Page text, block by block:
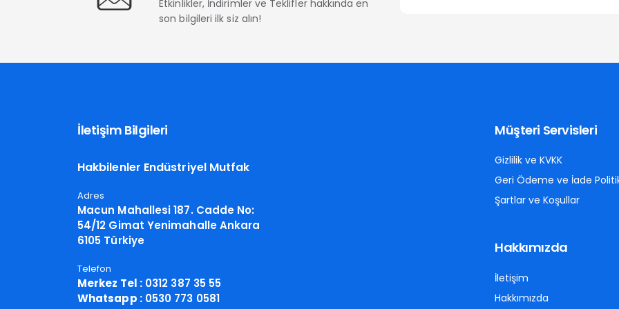
Etkinlikler, İndirimler ve Teklifler hakkında en
son bilgileri ilk siz alın!
İletişim Bilgileri
Hakbilenler Endüstriyel Mutfak
Adres
Macun Mahallesi 187. Cadde No:
54/12 Gimat Yenimahalle Ankara
6105 Türkiye
Telefon
Merkez Tel :0312 387 35 55
Whatsapp :0530 773 0581
Müşteri Servisleri
Gizlilik ve KVKK
Geri Ödeme ve İade
Şartlar ve Koşullar
Hakkımızda
İletişim
Hakkımızda